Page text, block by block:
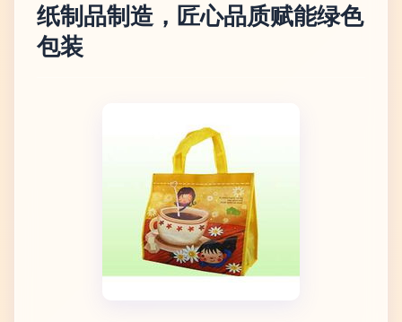
纸制品制造，匠心品质赋能绿色
包装